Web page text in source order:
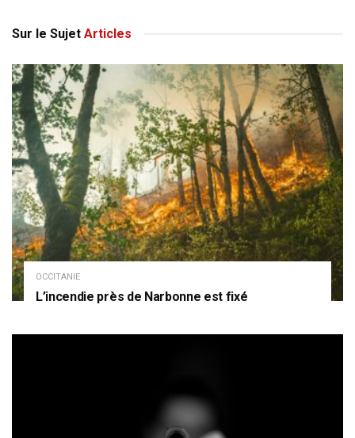
Sur le Sujet Articles
OCCITANIE
L’incendie près de Narbonne est fixé